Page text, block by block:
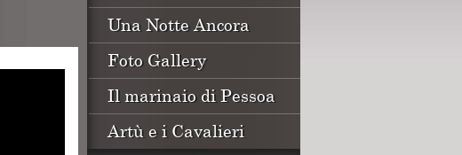
Una Notte Ancora
Foto Gallery
Il marinaio di Pessoa
Artù e i Cavalieri